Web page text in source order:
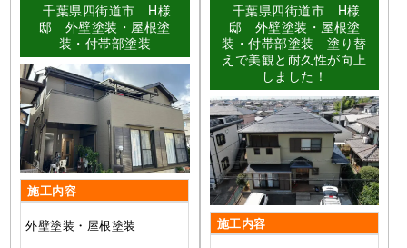
千葉県四街道市 H様
邸 外壁塗装・屋根塗
装・付帯部塗装
施工内容
外壁塗装・屋根塗装
千葉県四街道市 H様
邸 外壁塗装・屋根塗
装・付帯部塗装 塗り替
えで美観と耐久性が向上
しました！
施工内容